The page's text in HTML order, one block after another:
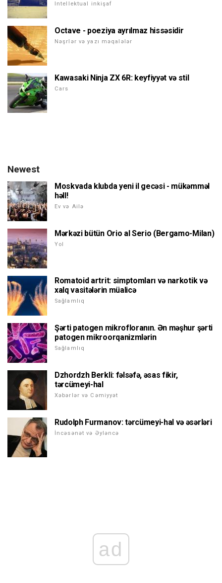
Intellektual inkişaf
Octave - poeziya ayrılmaz hissəsidir
Nəşrlər və yazı məqalələr
Kawasaki Ninja ZX 6R: keyfiyyət və stil
Cars
Newest
Moskvada klubda yeni il gecəsi - mükəmməl
həll!
Ev və Ailə
Mərkəzi bütün Orio al Serio (Bergamo-Milan)
Yol
Romatoid artrit: simptomları və narkotik və
xalq vasitələrin müalicə
Sağlamlıq
Şərti patogen mikrofloranın. Ən məşhur şərti
patogen mikroorqanizmlərin
Sağlamlıq
Dzhordzh Berkli: fəlsəfə, əsas fikir,
tərcümeyi-hal
Xəbərlər və Cəmiyyət
Rudolph Furmanov: tərcümeyi-hal və əsərləri
İncəsənət və Əyləncə
ad